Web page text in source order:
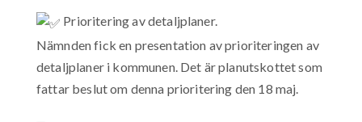
Prioritering av detaljplaner.
Nämnden fick en presentation av prioriteringen av
detaljplaner i kommunen. Det är planutskottet som
fattar beslut om denna prioritering den 18 maj.